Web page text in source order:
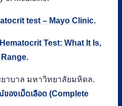
test – Mayo Clinic.
Hematocrit Test: What It Is,
าบาล มหาวิทยาลัยมหิดล.
องเม็ดเลือด (Complete